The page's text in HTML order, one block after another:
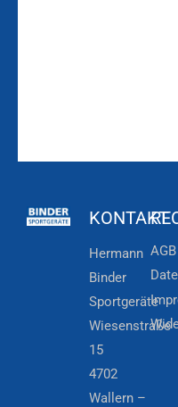
KONTAKT
Hermann
Binder
Sportgeräte
Wiesenstraße
15
4702
Wallern –
AGB